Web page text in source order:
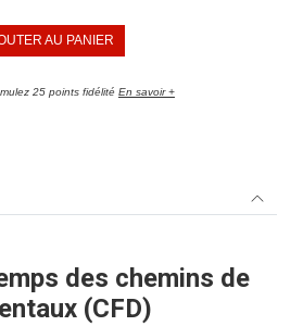
AU PANIER
25 points fidélité En savoir +
des chemins de
(CFD)